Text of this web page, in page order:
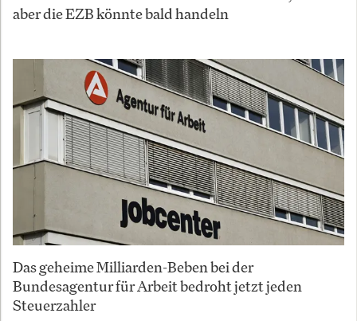
aber die EZB könnte bald handeln
Das geheime Milliarden-Beben bei der
Bundesagentur für Arbeit bedroht jetzt jeden
Steuerzahler